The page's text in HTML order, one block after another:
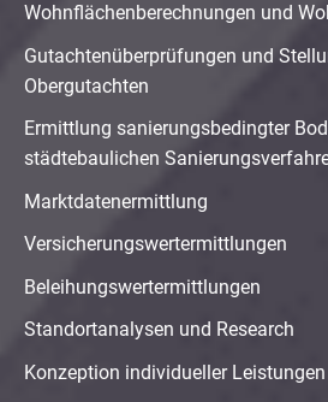
Wohnflächenberechnungen und
Gutachtenüberprüfungen und
Obergutachten
Ermittlung sanierungsbedingter
städtebaulichen
Marktdatenermittlung
Versicherungswertermittlungen
Beleihungswertermittlungen
Standortanalysen und Research
Konzeption individueller Leistungen